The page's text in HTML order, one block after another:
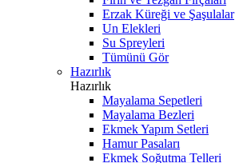
Erzak Küreği ve Şaşulalar
Un Elekleri
Su Spreyleri
Tümünü Gör
Hazırlık
Hazırlık
Mayalama Sepetleri
Mayalama Bezleri
Ekmek Yapım Setleri
Hamur Pasaları
Ekmek Soğutma Telleri